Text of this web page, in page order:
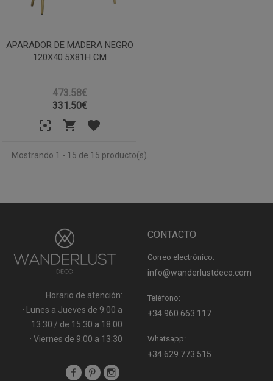
APARADOR DE MADERA NEGRO
120X40.5X81H CM
473.58€
331.50€
Mostrando 1 - 15 de 15 producto(s).
Horario de atención:
· Lunes a Jueves de 9:00 a
13:30 / de 15:30 a 18:00
· Viernes de 9:00 a 13:30
CONTACTO
Correo electrónico:
info@wanderlustdeco.com
Teléfono:
+34 960 663 117
Whatsapp:
+34 629 773 515